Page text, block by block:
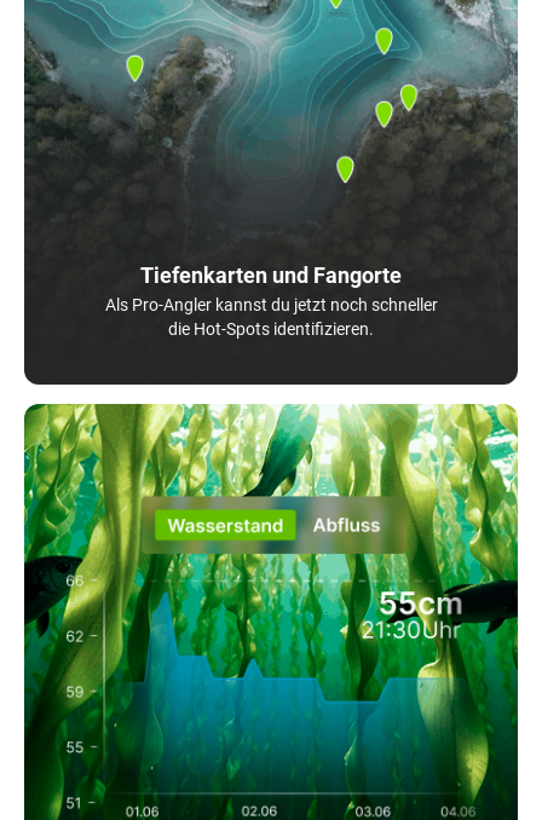
Tiefenkarten und Fangorte
Als Pro-Angler kannst du jetzt noch schneller
die Hot-Spots identifizieren.